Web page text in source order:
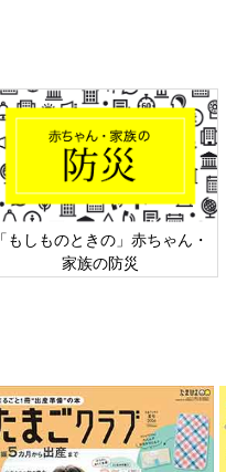
「もしものときの」赤ちゃん・
家族の防災